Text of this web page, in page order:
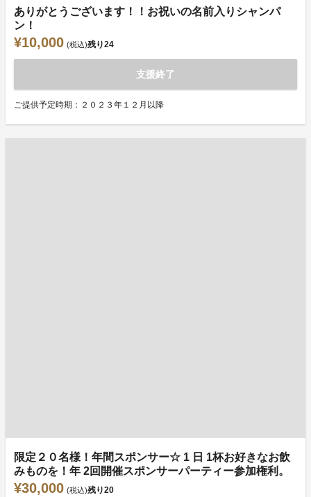
ありがとうございます！！お祝いの名前入りシャンパ
ン！
¥10,000 (税込)残り24
支援終了
ご提供予定時期：２０２３年１２月以降
限定２０名様！年間スポンサー☆ 1 日 1杯お好きなお飲
みものを！年 2回開催スポンサーパーティー参加権利。
¥30,000 (税込)残り20